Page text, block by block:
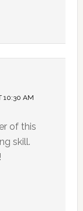
10:30 AM
of this
skill.